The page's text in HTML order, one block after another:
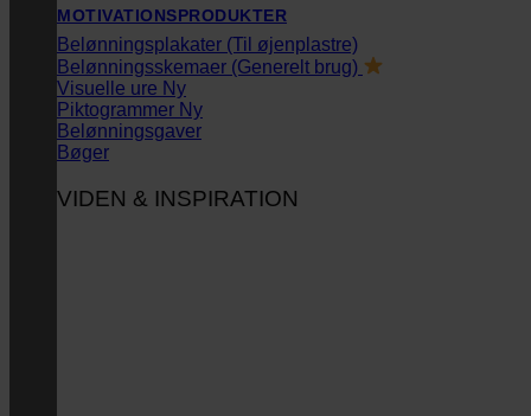
MOTIVATIONSPRODUKTER
Belønningsplakater (Til øjenplastre)
Belønningsskemaer (Generelt brug)
Visuelle ure
Piktogrammer
Belønningsgaver
Bøger
VIDEN & INSPIRATION